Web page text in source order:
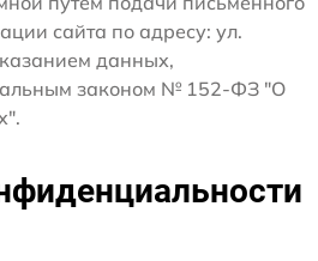
сайта по адресу: ул.
данных,
законом № 152-ФЗ "О